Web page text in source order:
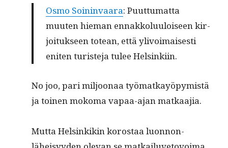
Osmo Soin­in­vaara: Puut­tumat­ta
muuten hie­man ennakkolu­u­loiseen kir­
joituk­seen totean, että ylivoimais­es­ti
eniten tur­is­te­ja tulee Helsinkiin.
No joo, pari miljoon­aa työ­matkayöpymistä
ja toinen moko­ma vapaa-ajan matkaajia.
Mut­ta Helsinkikin korostaa luon­non­